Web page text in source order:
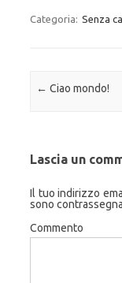
Categoria: Senza
Navigazione
← Ciao mondo!
Lascia un
Il tuo indirizzo
sono
Commento